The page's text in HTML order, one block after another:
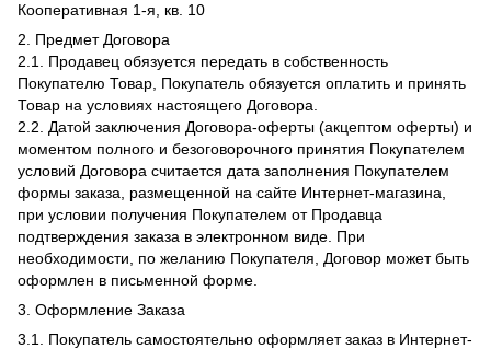
Кооперативная 1-я, кв. 10
2. Предмет Договора
2.1. Продавец обязуется передать в собственность
Покупателю Товар, Покупатель обязуется оплатить и принять
Товар на условиях настоящего Договора.
2.2. Датой заключения Договора-оферты (акцептом оферты) и
моментом полного и безоговорочного принятия Покупателем
условий Договора считается дата заполнения Покупателем
формы заказа, размещенной на сайте Интернет-магазина,
при условии получения Покупателем от Продавца
подтверждения заказа в электронном виде. При
необходимости, по желанию Покупателя, Договор может быть
оформлен в письменной форме.
3. Оформление Заказа
3.1. Покупатель самостоятельно оформляет заказ в Интернет-